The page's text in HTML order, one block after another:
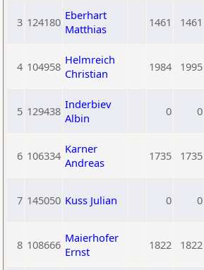
3 124180 Eberhart
Matthias
1461 1461
4 104958 Helmreich
Christian
1984 1995
5 129438 Inderbiev
Albin
0 0
6 106334 Karner
Andreas
1735 1735
7 145050 Kuss Julian 0 0
8 108666 Maierhofer
Ernst
1822 1822